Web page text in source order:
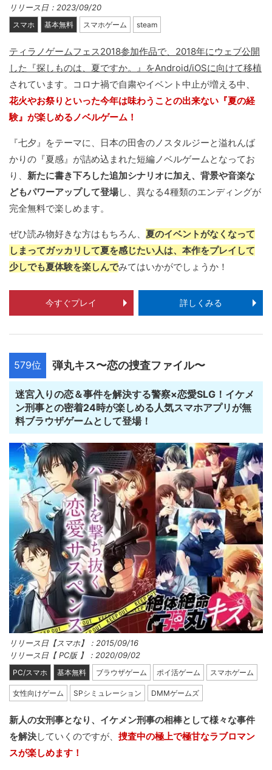
リリース日：2023/09/20
スマホ 基本無料 スマホゲーム steam
ティラノゲームフェス2018参加作品で、2018年にウェブ公開
した『探しものは、夏ですか。』をAndroid/iOSに向けて移植
されています。コロナ禍で自粛やイベント中止が増える中、
花火やお祭りといった今年は味わうことの出来ない『夏の経
験』が楽しめるノベルゲーム！
『七夕』をテーマに、日本の田舎のノスタルジーと溢れんば
かりの『夏感』が詰め込まれた短編ノベルゲームとなってお
り、 新たに書き下ろした追加シナリオに加え、背景や音楽な
どもパワーアップして登場し、異なる4種類のエンディングが
完全無料で楽しめます。
ぜひ読み物好きな方はもちろん、 夏のイベントがなくなって
しまってガッカリして夏を感じたい人は、本作をプレイして
少しでも夏体験を楽しんでみてはいかがでしょうか！
今すぐプレイ 詳しくみる
579位 弾丸キス〜恋の捜査ファイル〜
迷宮入りの恋＆事件を解決する警察×恋愛SLG！イケメ
ン刑事との密着24時が楽しめる人気スマホアプリが無
料ブラウザゲームとして登場！
リリース日【スマホ】：2015/09/16
リリース日【 PC版 】：2020/09/02
PC/スマホ 基本無料 ブラウザゲーム ポイ活ゲーム スマホゲーム
女性向けゲーム SPシミュレーション DMMゲームズ
新人の女刑事となり、イケメン刑事の相棒として様々な事件
を解決していくのですが、 捜査中の極上で極甘なラブロマン
スが楽しめます！